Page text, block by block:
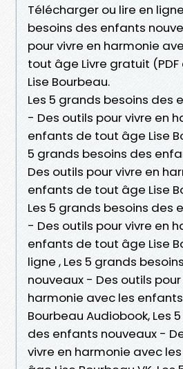
Télécharger ou lire en
besoins des enfants
pour vivre en harmonie
tout âge Livre gratuit (PDF
Lise Bourbeau.
Les 5 grands besoins des
- Des outils pour vivre en
enfants de tout âge Lise
5 grands besoins des
Des outils pour vivre en
enfants de tout âge Lise
Les 5 grands besoins des
- Des outils pour vivre en
enfants de tout âge Lise
ligne , Les 5 grands
nouveaux - Des outils
harmonie avec les
Bourbeau Audiobook, Les
des enfants nouveaux -
vivre en harmonie avec